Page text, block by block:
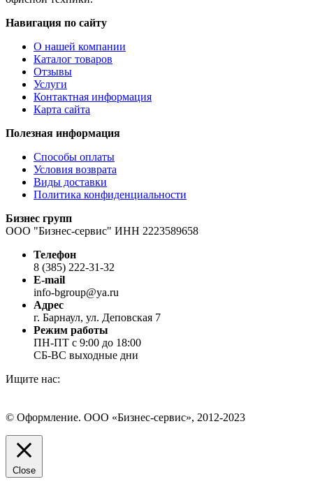
Навигация по сайту
О нашей компании
Каталог товаров
Отзывы
Услуги
Контактная информация
Карта сайта
Полезная информация
Способы оплаты
Условия возврата
Виды доставки
Политика конфиденциальности
Бизнес групп
ООО "Бизнес-сервис" ИНН 2223589658
Телефон
8 (385) 222-31-32
E-mail
info-bgroup@ya.ru
Адрес
г. Барнаул, ул. Деповская 7
Режим работы
ПН-ПТ с 9:00 до 18:00
СБ-ВС выходные дни
Ищите нас:
Вконтакте
открывается
в
новом
окне
WhatsApp
открывается
в
новом
окне
Telegram
открывается
в
новом
окне
© Оформление. ООО «Бизнес-сервис», 2012-2023
Вверх
Close